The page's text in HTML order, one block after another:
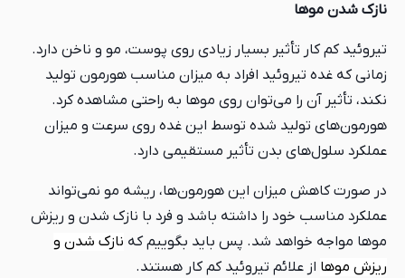
نازک شدن موها
تیروئید کم کار تأثیر بسیار زیادی روی پوست، مو و ناخن دارد.
زمانی که غده تیروئید افراد به میزان مناسب هورمون تولید
نکند، تأثیر آن را می‌توان روی موها به راحتی مشاهده کرد.
هورمون‌های تولید شده توسط این غده روی سرعت و میزان
عملکرد سلول‌های بدن تأثیر مستقیمی دارد.
در صورت کاهش میزان این هورمون‌ها، ریشه مو نمی‌تواند
عملکرد مناسب خود را داشته باشد و فرد با نازک شدن و ریزش
موها مواجه خواهد شد. پس باید بگوییم که نازک شدن و
ریزش موها از علائم تیروئید کم کار هستند.